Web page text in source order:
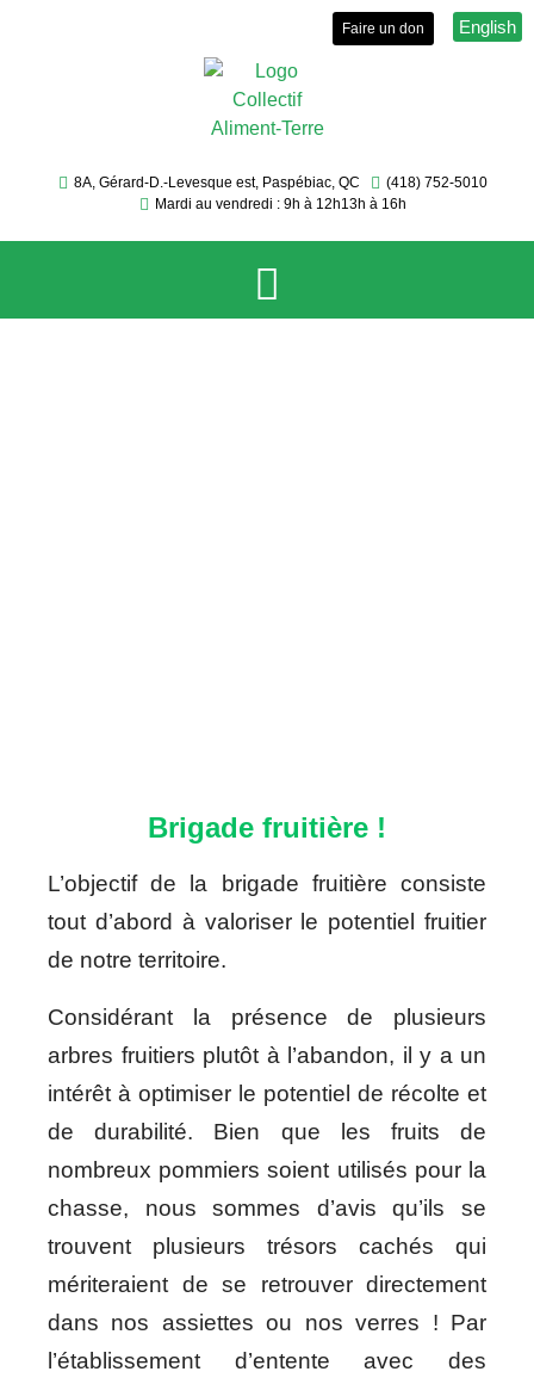
Faire un don English
8A, Gérard-D.-Levesque est, Paspébiac, QC
(418) 752-5010
Mardi au vendredi : 9h à 12h13h à 16h
Brigade fruitière !
L’objectif de la brigade fruitière consiste
tout d’abord à valoriser le potentiel fruitier
de notre territoire.
Considérant la présence de plusieurs
arbres fruitiers plutôt à l’abandon, il y a un
intérêt à optimiser le potentiel de récolte et
de durabilité. Bien que les fruits de
nombreux pommiers soient utilisés pour la
chasse, nous sommes d’avis qu’ils se
trouvent plusieurs trésors cachés qui
mériteraient de se retrouver directement
dans nos assiettes ou nos verres ! Par
l’établissement d’entente avec des